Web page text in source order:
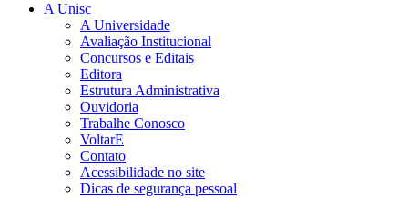
A Unisc
A Universidade
Avaliação Institucional
Concursos e Editais
Editora
Estrutura Administrativa
Ouvidoria
Trabalhe Conosco
VoltarE
Contato
Acessibilidade no site
Dicas de segurança pessoal